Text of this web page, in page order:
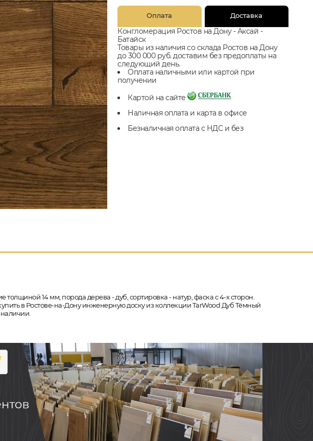
Оплата Доставка
Конгломерация Ростов на Дону - Аксай -
Батайск
Товары из наличия со склада Ростов на Дону
до 300 000 руб. доставим без предоплаты на
следующий день.
Оплата наличными или картой при
получении
Картой на сайте
Наличная оплата и карта в офисе
Безналичная оплата с НДС и без
толщиной 14 мм, порода дерева - дуб, сортировка - натур, фаска с 4-х сторон.
в Ростове-на-Дону инженерную доску из коллекции TarWood Дуб Тёмный